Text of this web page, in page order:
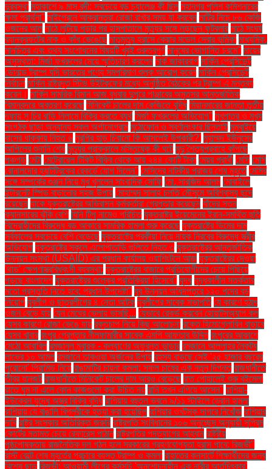
দুরবস্থা মহাকাশে ৯ মাস বন্দী: সবচেয়ে বড় চ্যালেঞ্জ কী ছিল মহানগর পুলিশ কমিশনারের
ক্ষমা প্রার্থনা" মাইগ্রেনে আক্রান্তরা রোজা রাখার সময় যা করবেন মাটির নিচে ৮৬ কেজি
ওজনের আলু মাঠে লুটিয়ে পড়ার পর হাসপাতালে মৃত্যুর সঙ্গে লড়ছেন ফুটবলার মাঠে সংঘর্ষ
ব্যানক্রফটের নাক ও কাঁধ ভেঙেছে মাতৃমৃত্যু হ্রাসে কেয়ার মডেল সেবার ভূমিকা মাধ্যমিক.
মানচিত্র এবং তথ্য সংশোধনের বিষয়টি খুবই গুরুত্বপূর্ণ মানুষের ভোগান্তি চরমে" মায়ের
অসুস্থতা: মির্জা ফখরুলের মেয়ে স্মৃতিচারণ করলেন মার্ক জাকারবার্গ মার্কিন প্রেসিডেন্ট
ডোনাল্ড ট্রাম্প যদি ভারতের পণ্যে সমপরিমাণ শুল্ক আরোপ করেন মার্কিন প্রেসিডেন্ট
নির্বাচন মার্কিন রাষ্ট্রদূত স্টিভ উইটকফের মধ্যে অনুষ্ঠিত বৈঠকের পর ট্রাম্প এ মন্তব্য
করেন। মার্কিন সামরিক বিমান আজ বুধবার দুপুরে পাঞ্জাবের অমৃতসর আন্তর্জাতিক
বিমানবন্দরে অবতরণ করেছে মিনিকেট চালের দাম কেজিতে বৃদ্ধি মিয়ানমারের জান্তা তৃতীয়
দফায় সু চির বাড়ি নিলামে বিক্রি করতে ব্যর্থ মির্জা ফখরুলের অভিযোগ" মুখপাত্র ও মুখ্য
সংগঠক ছাড়া অন্যান্য সকল অর্গানোগ্রাম মুঠোফোন ও স্বর্ণালংকার ছিনতাই মুম্বাইয়ে
বাসের ধাক্কায় নিহত ৬ মুরগির হাড় চিবানো কি আসলেই উপকারী?' মুহাম্মদ ইউনূসের
আপিলের শুনানি শেষ মৃত্যুর প্রাক্কালে মস্তিষ্কে কী ঘটে মৃদু শৈত্যপ্রবাহে কাঁপছে
পঞ্চগড় মেটা মেট্রোরেল টিকিট বিক্রি থেকে আয় ২৪৪ কোটি টাকা মেয়র প্রার্থী মেসি মেসি
রোনালদোর হ্যাটট্রিকের রেকর্ডে যোগ দিলেন" মেসিদের নাটকীয় পরাজয় শেষ মুহূর্তে মেসির
সঙ্গে সম্পর্কের গুঞ্জন নিয়ে মুখ খুললেন সাংবাদিক সোফি মো. সারজিদ আলম মোবাইলে
ইন্টারনেট স্পিড বাড়ানোর সহজ উপায় মোহাম্মদ সালাহ চলতি মৌসুমে অবিশ্বাস্য ছন্দে
রয়েছেন যাকে যুক্তরাষ্ট্রের অভিবাসন কর্মকর্তারা গ্রেপ্তার করেছেন যাঁদের স্তন
ক্যানসারের ঝুঁকি বেশি যিনি টিপু নামেও পরিচিত যুক্তরাষ্ট্র ইয়েমেনের ইরান-সমর্থিত হুতি
বিদ্রোহীদের বিরুদ্ধে বড় আকারে সামরিক হামলা শুরু করেছে যুক্তরাষ্ট্রে ডিমের দাম
সর্বকালের সবচেয়ে বেশি বেড়েছে যুক্তরাষ্ট্রে পরকীয়া নিয়ে নায়ক নিরবের বিরুদ্ধে স্ত্রীর
অভিযোগ যুক্তরাষ্ট্রে স্কুলে এলোপাতাড়ি গুলিতে নিহত ৩ যুক্তরাষ্ট্রের আন্তর্জাতিক
উন্নয়ন সংস্থা (USAID) এর প্রধান কার্যালয় ওয়াশিংটনে আজ যুক্তরাষ্ট্রের দেওয়া
'থাড' ক্ষেপণাস্ত্রবিধ্বংসী ব্যবস্থা: যুক্তরাষ্ট্রের বাজারে প্রতিযোগীদের চেয়ে পিছিয়ে
পড়ছে বাংলাদেশ যুক্তরাষ্ট্রের শুল্কের প্রতিক্রিয়া হিসেবে" যুদ্ধ যুদ্ধকালীন সতর্কতার
মতো প্রস্তুতি নিতে হবে: প্রধান উপদেষ্টা" যুব উন্নয়ন অধিদপ্তরে ১২০ পদের বড়
নিয়োগ যুবলীগ ও ছাত্রলীগের ৪ নেতা আটক যুবলীগের সাবেক সভাপতি যে কারণে হঠাৎ
ওজন বেড়ে যায় যেন মেঘের ভেলায় ভাসছি... যেভাবে রেকর্ড করবেন হোয়াটসঅ্যাপ কল
যেসব কারণে রোজা ভেঙে যায় রক্তচাপ নিয়ে কিছু আলোচনা রক্তে হিমোগ্লোবিন বাড়াবে
যেসব খাবার রংপুর গ্রেপ্তার নীলফামারীর সাবেক এমপি আফতাব উদ্দিন রংপুরের আকাশে
মেঠো আবাবিল রমজানুল মুবারক - কল্যাণের অফুরন্ত ভান্ডার রমজানে আল্লাহর নৈকট্য
লাভের ১০ আমল রমজানে তাকওয়া অর্জনের উপায় রহস্য বাড়ছে সেই '২৫ হাজার বছরের
পুরোনো' পিরামিড নিয়ে রাঙামাটির চায়না কমলা: সফল চাষের এক নতুন দিগন্ত রাজধানীতে
তীব্র যানজট রাজধানীতে মিনিকেট চালের দাম আরও বেড়েছে রাত পোহালেই শুরু বইমেলা
রাতে ঘুম না এলে কোন কাজগুলো করা উচিত নয় রানি তখন এগিয়ে আসেন" রাশিয়া-
ইউক্রেন যুদ্ধে অস্ত্র বিক্রি বৃদ্ধি রাশিয়ায় বহুতল ভবনে ৯/১১ স্টাইলে ড্রোন হামলা
রাশিয়ায় যে বাঙালি বিপ্লবীকে হত্যা করা হয়েছিল রাশিয়ার ওখটস্ক সাগরে নিখোঁজ রাশিয়ার
দাবি রাষ্ট্র সংস্কার অতিরিক্ত জরুরি রাষ্ট্রপতি সংবিধানের ১০৬ অনুচ্ছেদ অনুযায়ী সুপ্রিম
কোর্টের মতামত চেয়ে রেফারেন্স পাঠান রাষ্ট্রপতির পদত্যাগের আহ্বান রাষ্ট্রীয়
পৃষ্ঠপোষকতায় রাজনৈতিক দল গঠন হলে সরকারের গ্রহণযোগ্যতা হ্রাস পাবে: রিজভী"
রাস্ট বেল্টে শেষ মুহূর্তের প্রচারে ব্যস্ত ট্রাম্প ও কমলা রাহাতের কনসার্টে শিক্ষার্থীদের জন্য
বিশেষ ছাড় রিজভী: আওয়ামী লীগের কর্মসূচি 'অনুশোচনাহীন এক নারীর আর্তচিৎকার'